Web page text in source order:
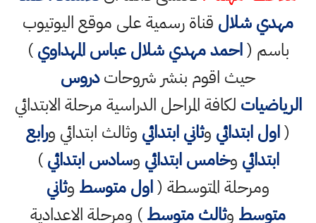
مهدي شلال قناة رسمية على موقع اليوتيوب
باسم (احمد مهدي شلال عباس المهداوي)
حيث اقوم بنشر شروحاتدروس
الرياضيات لكافة المراحل الدراسية مرحلة الابتدائي
(اول ابتدائي وثاني ابتدائي وثالث ابتدائي ورابع
ابتدائي وخامس ابتدائي وسادس ابتدائي)
ومرحلة المتوسطة (اول متوسط وثاني
متوسط وثالث متوسط) ومرحلة الاعدادية